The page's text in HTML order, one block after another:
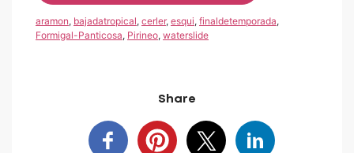
aramon, bajadatropical, cerler, esqui, finaldetemporada,
Formigal-Panticosa, Pirineo, waterslide
Share